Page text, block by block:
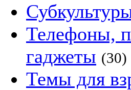
Телефоны,
гаджеты (30)
Темы для